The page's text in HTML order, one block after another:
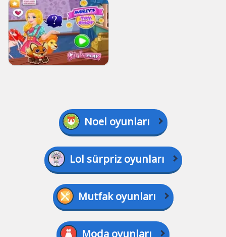
Noel oyunları
Lol sürpriz oyunları
Mutfak oyunları
Moda oyunları